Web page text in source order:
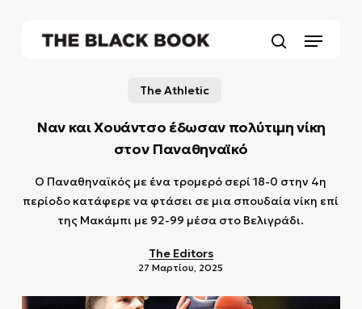
Menu
The Athletic
Ναν και Χουάντσο έδωσαν πολύτιμη νίκη
στον Παναθηναϊκό
Ο Παναθηναϊκός με ένα τρομερό σερί 18-0 στην 4η
περίοδο κατάφερε να φτάσει σε μια σπουδαία νίκη επί
της Μακάμπι με 92-99 μέσα στο Βελιγράδι.
The Editors
27 Μαρτίου, 2025